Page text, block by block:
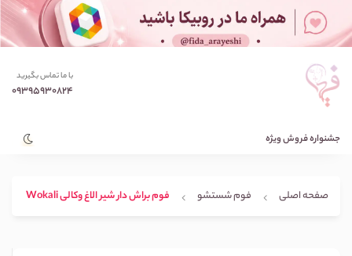
با ما تماس بگیرید
09395930824
جشنواره فروش ویژه
صفحه اصلی فوم شستشو فوم براش دار شیر الاغ وکالی Wokali